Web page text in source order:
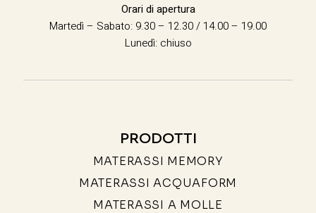
Orari di apertura
Martedì – Sabato: 9.30 – 12.30 / 14.00 – 19.00
Lunedì: chiuso
PRODOTTI
MATERASSI MEMORY
MATERASSI ACQUAFORM
MATERASSI A MOLLE